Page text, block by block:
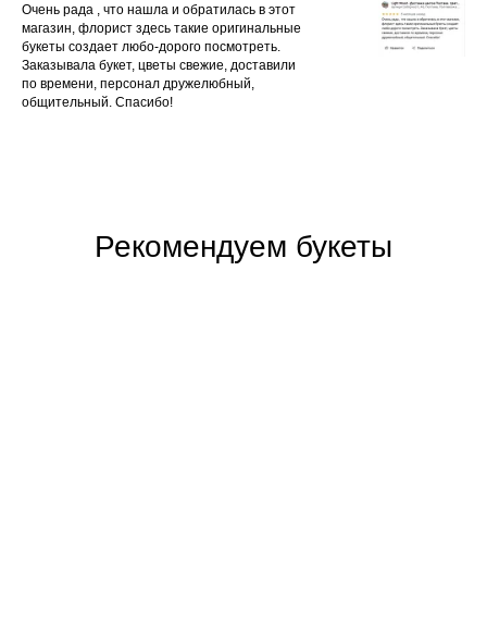
Очень рада , что нашла и обратилась в этот
магазин, флорист здесь такие оригинальные
букеты создает любо-дорого посмотреть.
Заказывала букет, цветы свежие, доставили
по времени, персонал дружелюбный,
общительный. Спасибо!
Рекомендуем букеты